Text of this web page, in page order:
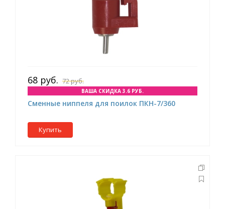
68 руб. 72 руб.
ВАША СКИДКА 3.6 РУБ.
Сменные ниппеля для поилок ПКН-7/360
Купить